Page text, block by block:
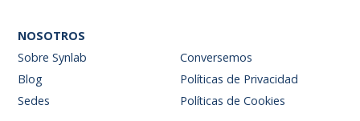
NOSOTROS
Sobre Synlab
Blog
Sedes
Conversemos
Políticas de Privacidad
Políticas de Cookies